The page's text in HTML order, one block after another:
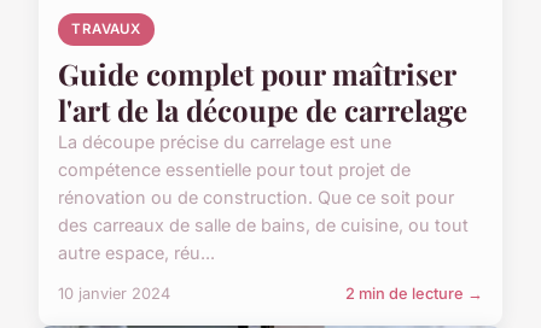
TRAVAUX
Guide complet pour maîtriser
l'art de la découpe de carrelage
La découpe précise du carrelage est une
compétence essentielle pour tout projet de
rénovation ou de construction. Que ce soit pour
des carreaux de salle de bains, de cuisine, ou tout
autre espace, réu...
10 janvier 2024 2 min de lecture →